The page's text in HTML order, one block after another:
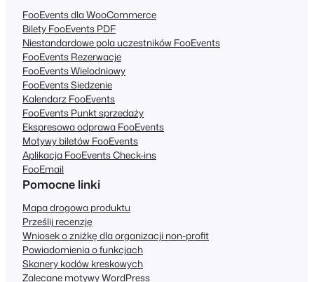
FooEvents dla WooCommerce
Bilety FooEvents PDF
Niestandardowe pola uczestników FooEvents
FooEvents Rezerwacje
FooEvents Wielodniowy
FooEvents Siedzenie
Kalendarz FooEvents
FooEvents Punkt sprzedaży
Ekspresowa odprawa FooEvents
Motywy biletów FooEvents
Aplikacja FooEvents Check-ins
FooEmail
Pomocne linki
Mapa drogowa produktu
Prześlij recenzję
Wniosek o zniżkę dla organizacji non-profit
Powiadomienia o funkcjach
Skanery kodów kreskowych
Zalecane motywy WordPress